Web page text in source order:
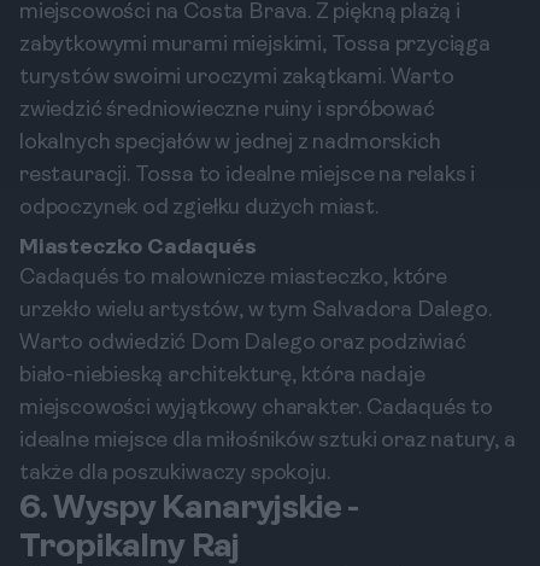
miejscowości na Costa Brava. Z piękną plażą i
zabytkowymi murami miejskimi, Tossa przyciąga
turystów swoimi uroczymi zakątkami. Warto
zwiedzić średniowieczne ruiny i spróbować
lokalnych specjałów w jednej z nadmorskich
restauracji. Tossa to idealne miejsce na relaks i
odpoczynek od zgiełku dużych miast.
Miasteczko Cadaqués
Cadaqués to malownicze miasteczko, które
urzekło wielu artystów, w tym Salvadora Dalego.
Warto odwiedzić Dom Dalego oraz podziwiać
biało-niebieską architekturę, która nadaje
miejscowości wyjątkowy charakter. Cadaqués to
idealne miejsce dla miłośników sztuki oraz natury, a
także dla poszukiwaczy spokoju.
6. Wyspy Kanaryjskie -
Tropikalny Raj